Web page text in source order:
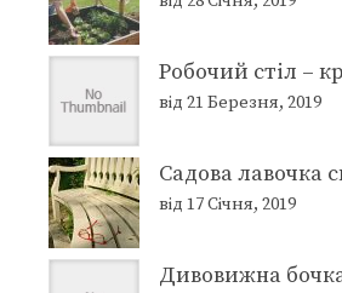
Робочий стіл –
від 21 Березня, 2019
Садова лавочка
від 17 Січня, 2019
Дивовижна